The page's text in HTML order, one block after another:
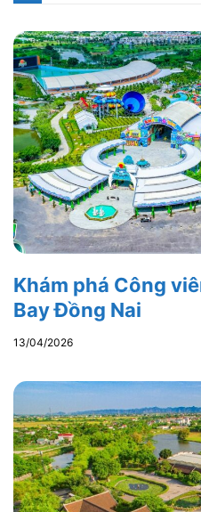
Khám phá Công
Bay Đồng Nai
13/04/2026